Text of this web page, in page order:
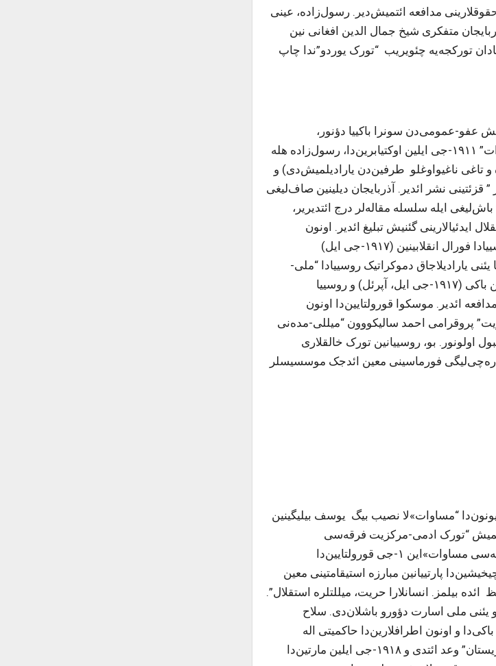
مدافعه ائتمیش‌دیر. رسول‌زاده، عینی
متفکری شیخ جمال الدین افغانی نین
تورکجه‌یه چئویریب “تورک یوردو”ندا چاپ
۳۰۰ ایللیگی مناسیبتیله وئریلمیش عفو-عمومی‌دن سونرا باکییا دؤنور،
“موساوات” پارتییاسینین رهبرلیگینه کئچیر (“مسلمان دموکراتیک پارتییاسی” “مساوات” ۱۹۱۱-جی ایلین اوکتیابرین‌دا، رسول‌زاده هله
تاغی ناغیواوغلو ‌ طرفین‌دن یارادیلمیش‌دی) و
ائدیر. ۱۹۱۵-جی ایلده “آچیق سؤز ” قزئتینی نشر ائدیر. آذربایجان دیلینین صاف‌لیغی
“ملی دیری‌لیک” باش‌لیغی ایله سلسله مقاله‌لر درج ائتدیریر،
ایدئیالارینی گئنیش تبلیغ ائدیر. اونون
رهبرلیک ائتدیگی “مساوات” پارتییاسی ملی آزادلیق مبارزه‌سینین اؤنونه کئچیر. روسییادا فورال انقلابینین (۱۹۱۷-جی ایل)
یارادیلاجاق دموکراتیک روسییادا “ملی-
محلی (اراضی) مختاریت” وئریلمه‌سی اوغروندا مبارزه آپاریر . قافقاز مسلمانلارینین باکی (۱۹۱۷-جی ایل، آپرئل) و روسییا
اوغورلا مدافعه ائدیر. موسکوا قورولتایین‌دا اونون
پروقرامی احمد سالیکووون “میللی-مده‌نی
پروقرامین‌دان فرق‌لی اولاراق بؤیوک سس اوستونلویو ایله (۴۴۶:۲۹۱) قبول اولونور. بو، روسییانین تورک خالقلاری
فورماسینی معین ائد‌جک موسسیسلر
تورکوستان‌دان دا دپوتات سئچیلدی. ۱۹۱۷-جی ایلین ایونون‌دا “مساوات»لا نصیب بیگ یوسف بیلیگینین
“تورک اد‌می-مرکزیت فرقه‌سی
مساوات»این صدری اولدو. ۱۹۱۷-جی ایلین اوکتیابرین‌دا “تورک اد‌می-مرکزیت فرقه‌سی مساوات»این ۱-جی قورولتایین‌دا
پارتییانین مبارزه استیقامتینی معین
بیلمز. انسانلارا حریت، میللتلره استقلال”.
ارتجاسی و یئنی ملی اسارت دؤورو باشلان‌دی. سلاح
و اونون اطرافلارین‌دا حاکمیتی اله
کئچیره‌ن س.شاومیامن بولشویک-داشناک گروهو آذربایجانا “مختاریت” اوزینه “مزاریستان” وعد ائتدی و ۱۹۱۸-جی ایلین مارتین‌دا